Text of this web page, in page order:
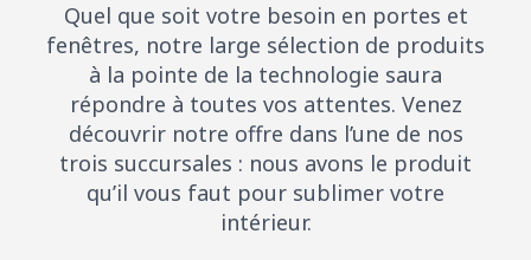
Quel que soit votre besoin en portes et
fenêtres, notre large sélection de produits
à la pointe de la technologie saura
répondre à toutes vos attentes. Venez
découvrir notre offre dans l’une de nos
trois succursales : nous avons le produit
qu’il vous faut pour sublimer votre
intérieur.